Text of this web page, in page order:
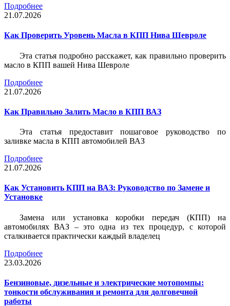
Подробнее
21.07.2026
Как Проверить Уровень Масла в КПП Нива Шевроле
Эта статья подробно расскажет, как правильно проверить
масло в КПП вашей Нива Шевроле
Подробнее
21.07.2026
Как Правильно Залить Масло в КПП ВАЗ
Эта статья предоставит пошаговое руководство по
заливке масла в КПП автомобилей ВАЗ
Подробнее
21.07.2026
Как Установить КПП на ВАЗ: Руководство по Замене и
Установке
Замена или установка коробки передач (КПП) на
автомобилях ВАЗ – это одна из тех процедур, с которой
сталкивается практически каждый владелец
Подробнее
23.03.2026
Бензиновые, дизельные и электрические мотопомпы:
тонкости обслуживания и ремонта для долговечной
работы